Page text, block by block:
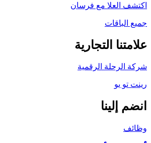
اكتشف العلا مع فرسان
جميع الباقات
علامتنا التجارية
شركة الرحلة الرقمية
رينت تو يو
انضم إلينا
وظائف